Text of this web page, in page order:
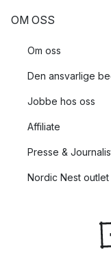
OM OSS
Om oss
Den ansvarlige
Jobbe hos oss
Affiliate
Presse &
Nordic Nest outlet